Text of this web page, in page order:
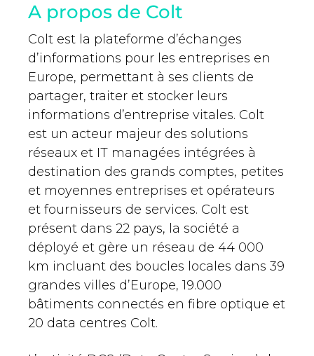
A propos de Colt
Colt est la plateforme d’échanges
d’informations pour les entreprises en
Europe, permettant à ses clients de
partager, traiter et stocker leurs
informations d’entreprise vitales. Colt
est un acteur majeur des solutions
réseaux et IT managées intégrées à
destination des grands comptes, petites
et moyennes entreprises et opérateurs
et fournisseurs de services. Colt est
présent dans 22 pays, la société a
déployé et gère un réseau de 44 000
km incluant des boucles locales dans 39
grandes villes d’Europe, 19.000
bâtiments connectés en fibre optique et
20 data centres Colt.